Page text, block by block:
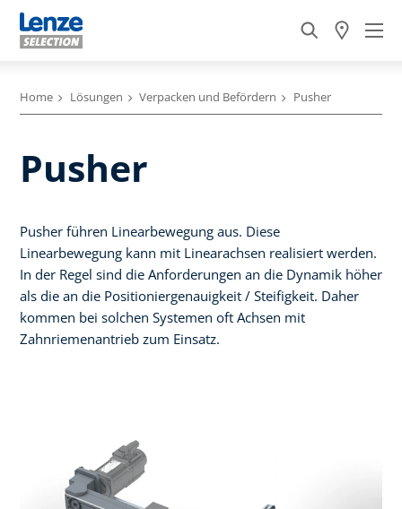
Home Lösungen Verpacken und Befördern Pusher
Pusher
Pusher führen Linearbewegung aus. Diese
Linearbewegung kann mit Linearachsen realisiert werden.
In der Regel sind die Anforderungen an die Dynamik höher
als die an die Positioniergenauigkeit / Steifigkeit. Daher
kommen bei solchen Systemen oft Achsen mit
Zahnriemenantrieb zum Einsatz.